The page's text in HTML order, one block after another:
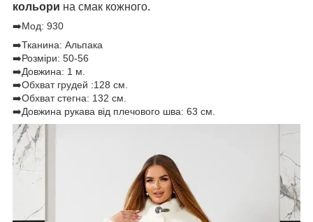
кольори на смак кожного.
➡️Мод: 930
➡️Тканина: Альпака
➡️Розміри: 50-56
➡️Довжина: 1 м.
➡️Обхват грудей :128 см.
➡️Обхват стегна: 132 см.
➡️Довжина рукава від плечового шва: 63 см.